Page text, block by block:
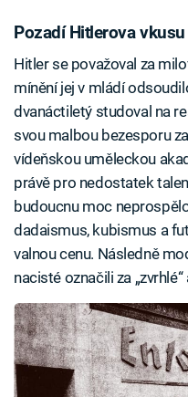
Pozadí Hitlerova vkusu
Hitler se považoval za
mínění jej v mládí
dvanáctiletý studoval na
svou malbou bezesporu
vídeňskou uměleckou
právě pro nedostatek
budoucnu moc
dadaismus, kubismus a
valnou cenu. Následně
nacisté označili za